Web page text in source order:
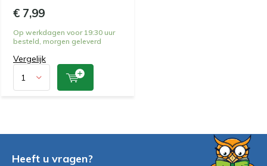
€ 7,99
Op werkdagen voor 19:30 uur
besteld, morgen geleverd
Vergelijk
Heeft u vragen?